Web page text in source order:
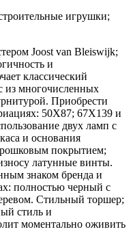
игрушки;
Joost van Bleiswijk;
и
классический
из многочисленных
Приобрести
50Х87; 67Х139 и
двух ламп с
и основания
покрытием;
латунные винты.
знаком бренда и
полностью черный с
Стильный торшер;
стиль и
моментально оживить